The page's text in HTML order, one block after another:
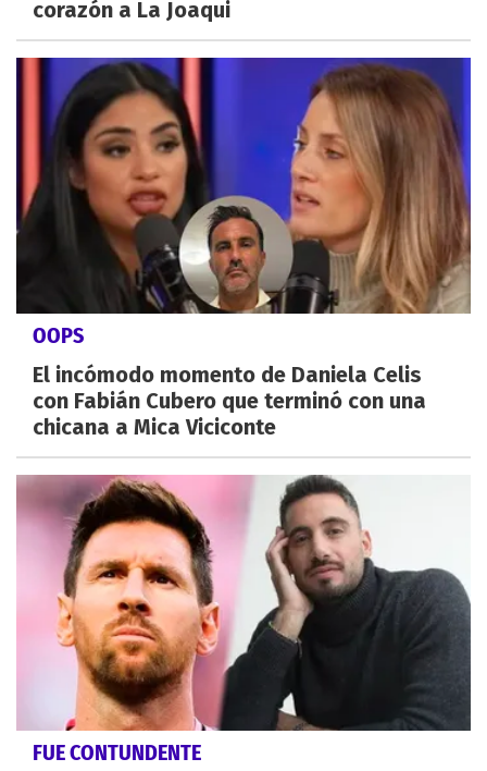
corazón a La Joaqui
OOPS
El incómodo momento de Daniela Celis
con Fabián Cubero que terminó con una
chicana a Mica Viciconte
FUE CONTUNDENTE